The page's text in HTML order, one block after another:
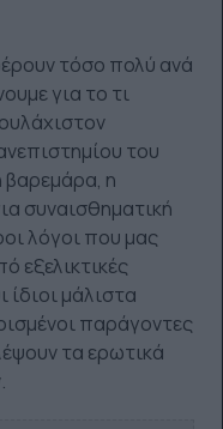
τόσο πολύ ανά
για το τι
του
βαρεμάρα, η
συναισθηματική
λόγοι που μας
εξελικτικές
μάλιστα
παράγοντες
τα ερωτικά